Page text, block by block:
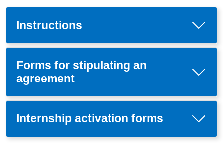
Instructions
Forms for stipulating an
agreement
Internship activation forms